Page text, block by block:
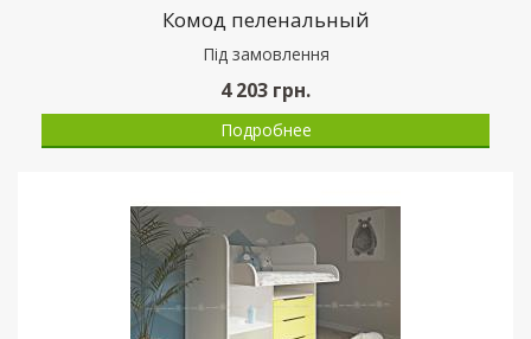
Комод пеленальный
Пiд замовлення
4 203 грн.
Подробнее